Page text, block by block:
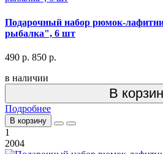
Подарочный набор рюмок-
рыбалка", 6 шт
490 р. 850 р.
в наличии
В
Подробнее
В корзину
1
2004